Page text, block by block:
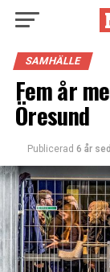
SAMHÄLLE
Fem år
Öresund
Publicerad 6 år